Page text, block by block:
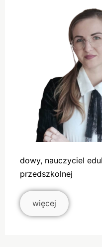
dowy, nauczyciel
przedszkolnej
więcej